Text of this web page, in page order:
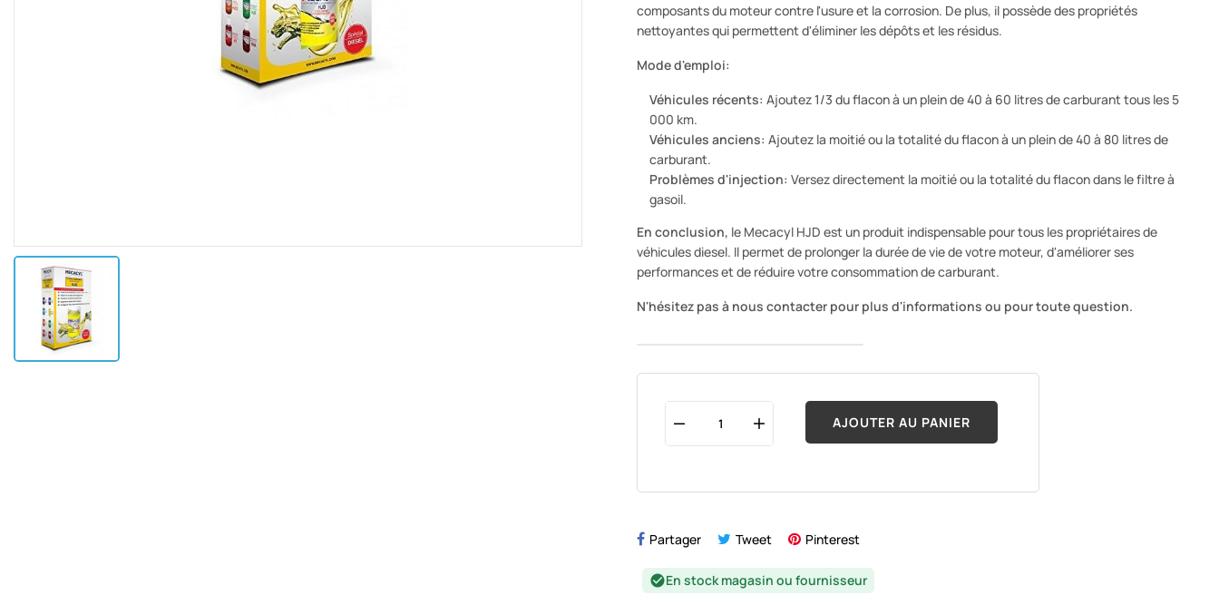
composants du moteur contre l'usure et la corrosion. De plus, il possède des propriétés
nettoyantes qui permettent d'éliminer les dépôts et les résidus.
Mode d'emploi:
Véhicules récents: Ajoutez 1/3 du flacon à un plein de 40 à 60 litres de carburant tous les 5
000 km.
Véhicules anciens: Ajoutez la moitié ou la totalité du flacon à un plein de 40 à 80 litres de
carburant.
Problèmes d'injection: Versez directement la moitié ou la totalité du flacon dans le filtre à
gasoil.
En conclusion, le Mecacyl HJD est un produit indispensable pour tous les propriétaires de
véhicules diesel. Il permet de prolonger la durée de vie de votre moteur, d'améliorer ses
performances et de réduire votre consommation de carburant.
N'hésitez pas à nous contacter pour plus d'informations ou pour toute question.
AJOUTER AU PANIER
Partager Tweet Pinterest
check_circleEn stock magasin ou fournisseur